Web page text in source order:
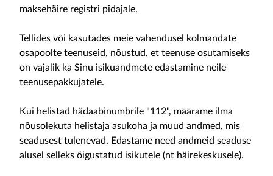
maksehäire registri pidajale.
Tellides või kasutades meie vahendusel kolmandate
osapoolte teenuseid, nõustud, et teenuse osutamiseks
on vajalik ka Sinu isikuandmete edastamine neile
teenusepakkujatele.
Kui helistad hädaabinumbrile "112", määrame ilma
nõusolekuta helistaja asukoha ja muud andmed, mis
seadusest tulenevad. Edastame need andmeid seaduse
alusel selleks õigustatud isikutele (nt häirekeskusele).